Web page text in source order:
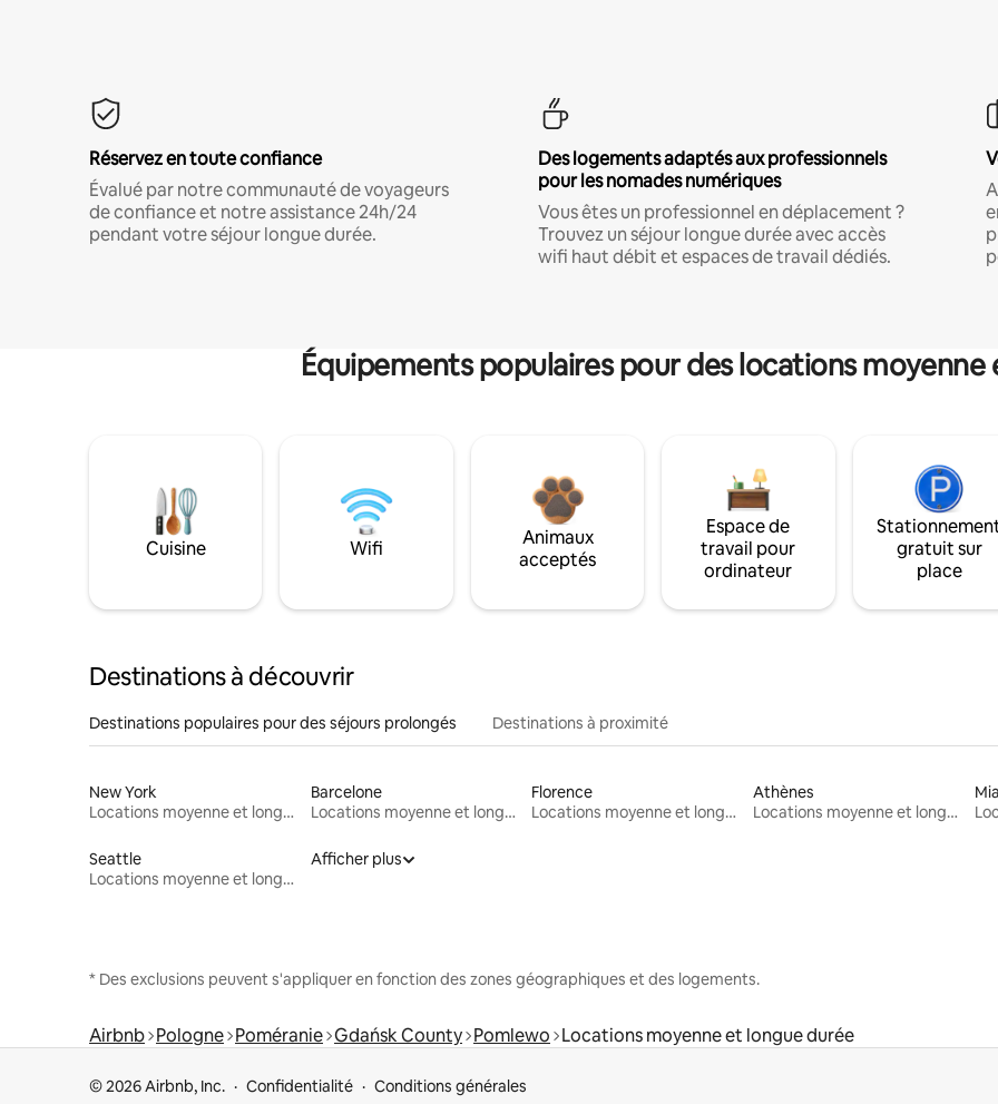
Réservez en toute confiance
Évalué par notre communauté de voyageurs
de confiance et notre assistance 24h/24
pendant votre séjour longue durée.
Des logements adaptés aux professionnels
pour les nomades numériques
Vous êtes un professionnel en déplacement ?
Trouvez un séjour longue durée avec accès
wifi haut débit et espaces de travail dédiés.
Équipements populaires pour des locations
Cuisine Wifi
Animaux
acceptés
Espace de
travail pour
ordinateur
gratuit sur
place
Destinations à découvrir
Destinations populaires pour des séjours prolongés Destinations à proximité
New York
Locations moyenne et longue durée
Barcelone
Locations moyenne et longue durée
Florence
Locations moyenne et longue durée
Athènes
Locations moyenne et longue durée
Seattle
Locations moyenne et longue durée
Afficher plus
* Des exclusions peuvent s'appliquer en fonction des zones géographiques et des logements.
Airbnb Pologne Poméranie Gdańsk County Pomlewo Locations moyenne et longue durée
© 2026 Airbnb, Inc. Confidentialité Conditions générales